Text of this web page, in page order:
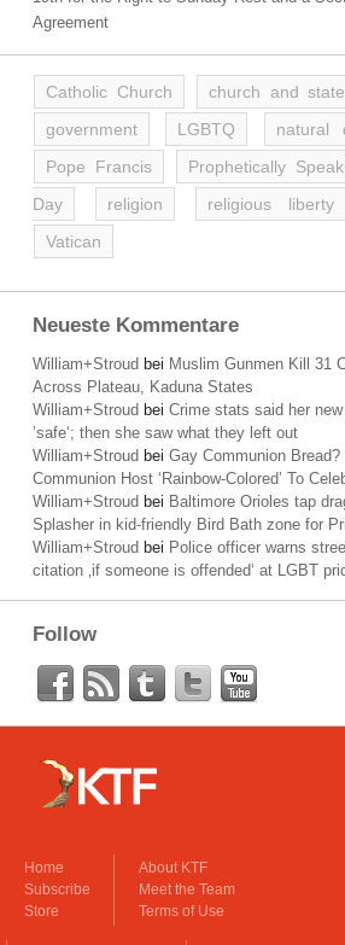
Agreement
Catholic Church church and state
government
LGBTQ natural
Pope Francis
Prophetically
Day
religion religious liberty
Vatican
Neueste Kommentare
William+Stroud bei Muslim Gunmen Kill 31
Across Plateau, Kaduna States
William+Stroud bei Crime stats said her
’safe‘; then she saw what they left out
William+Stroud bei Gay Communion
Communion Host ‘Rainbow-Colored’ To
William+Stroud bei Baltimore Orioles tap
Splasher in kid-friendly Bird Bath zone for
William+Stroud bei Police officer warns
citation ‚if someone is offended‘ at LGBT
Follow
Home
Subscribe
Store
About KTF
Meet the Team
Terms of Use